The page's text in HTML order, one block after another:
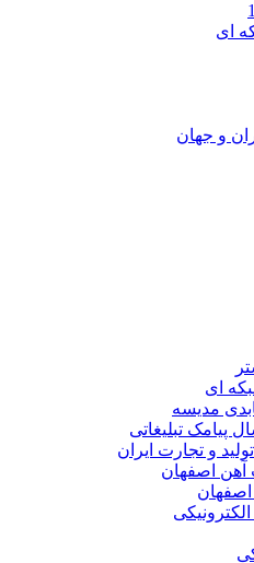
ای
و جهان
ای
مدیسه
پیامک تبلیغاتی
و تجارت ایران
اصفهان
اصفهان